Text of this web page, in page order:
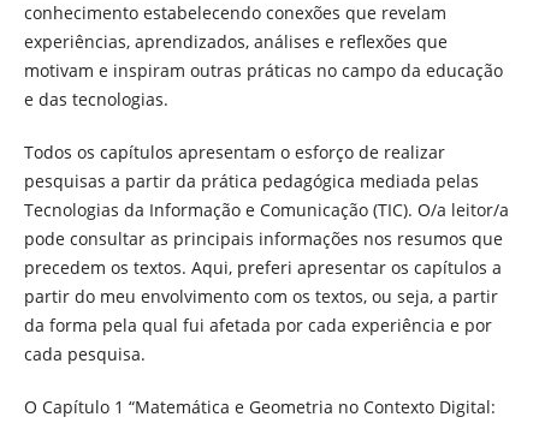
conhecimento estabelecendo conexões que revelam
experiências, aprendizados, análises e reflexões que
motivam e inspiram outras práticas no campo da educação
e das tecnologias.
Todos os capítulos apresentam o esforço de realizar
pesquisas a partir da prática pedagógica mediada pelas
Tecnologias da Informação e Comunicação (TIC). O/a leitor/a
pode consultar as principais informações nos resumos que
precedem os textos. Aqui, preferi apresentar os capítulos a
partir do meu envolvimento com os textos, ou seja, a partir
da forma pela qual fui afetada por cada experiência e por
cada pesquisa.
O Capítulo 1 “Matemática e Geometria no Contexto Digital: